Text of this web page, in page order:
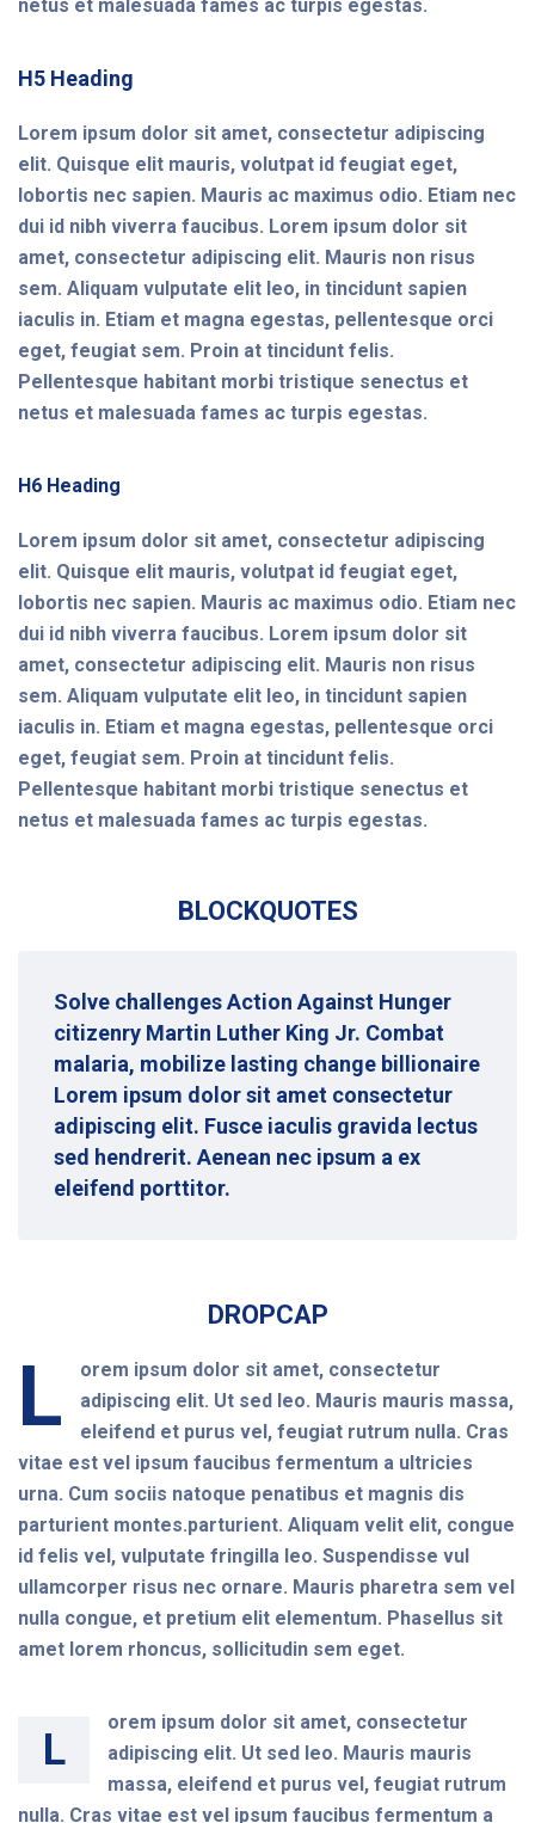
netus et malesuada fames ac turpis egestas.
H5 Heading
Lorem ipsum dolor sit amet, consectetur adipiscing
elit. Quisque elit mauris, volutpat id feugiat eget,
lobortis nec sapien. Mauris ac maximus odio. Etiam nec
dui id nibh viverra faucibus. Lorem ipsum dolor sit
amet, consectetur adipiscing elit. Mauris non risus
sem. Aliquam vulputate elit leo, in tincidunt sapien
iaculis in. Etiam et magna egestas, pellentesque orci
eget, feugiat sem. Proin at tincidunt felis.
Pellentesque habitant morbi tristique senectus et
netus et malesuada fames ac turpis egestas.
H6 Heading
Lorem ipsum dolor sit amet, consectetur adipiscing
elit. Quisque elit mauris, volutpat id feugiat eget,
lobortis nec sapien. Mauris ac maximus odio. Etiam nec
dui id nibh viverra faucibus. Lorem ipsum dolor sit
amet, consectetur adipiscing elit. Mauris non risus
sem. Aliquam vulputate elit leo, in tincidunt sapien
iaculis in. Etiam et magna egestas, pellentesque orci
eget, feugiat sem. Proin at tincidunt felis.
Pellentesque habitant morbi tristique senectus et
netus et malesuada fames ac turpis egestas.
BLOCKQUOTES
Solve challenges Action Against Hunger
citizenry Martin Luther King Jr. Combat
malaria, mobilize lasting change billionaire
Lorem ipsum dolor sit amet consectetur
adipiscing elit. Fusce iaculis gravida lectus
sed hendrerit. Aenean nec ipsum a ex
eleifend porttitor.
DROPCAP
L
orem ipsum dolor sit amet, consectetur
adipiscing elit. Ut sed leo. Mauris mauris massa,
eleifend et purus vel, feugiat rutrum nulla. Cras
vitae est vel ipsum faucibus fermentum a ultricies
urna. Cum sociis natoque penatibus et magnis dis
parturient montes.parturient. Aliquam velit elit, congue
id felis vel, vulputate fringilla leo. Suspendisse vul
ullamcorper risus nec ornare. Mauris pharetra sem vel
nulla congue, et pretium elit elementum. Phasellus sit
amet lorem rhoncus, sollicitudin sem eget.
L
orem ipsum dolor sit amet, consectetur
adipiscing elit. Ut sed leo. Mauris mauris
massa, eleifend et purus vel, feugiat rutrum
nulla. Cras vitae est vel ipsum faucibus fermentum a